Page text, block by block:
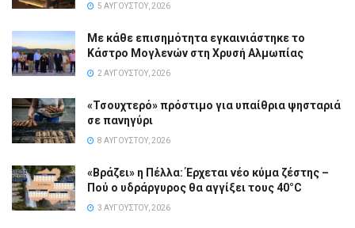
5 ΑΥΓΟΎΣΤΟΥ, 2026
Με κάθε επισημότητα εγκαινιάστηκε το
Κάστρο Μογλενών στη Χρυσή Αλμωπίας
2 ΑΥΓΟΎΣΤΟΥ, 2026
«Τσουχτερό» πρόστιμο για υπαίθρια ψησταριά
σε πανηγύρι
8 ΑΥΓΟΎΣΤΟΥ, 2026
«Βράζει» η Πέλλα: Έρχεται νέο κύμα ζέστης –
Πού ο υδράργυρος θα αγγίξει τους 40°C
3 ΑΥΓΟΎΣΤΟΥ, 2026